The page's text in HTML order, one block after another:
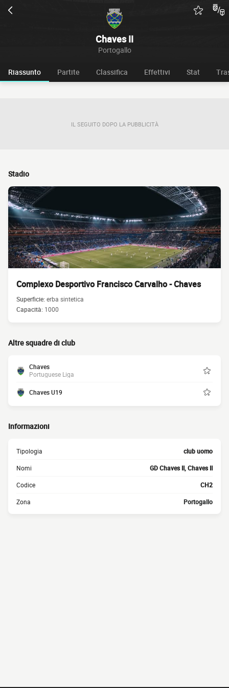
Chaves II
Portogallo
Riassunto Partite Classifica Effettivi Stat
IL SEGUITO DOPO LA PUBBLICITÀ
Stadio
Complexo Desportivo Francisco Carvalho - Chaves
Superficie:erba sintetica
Capacità: 1000
Altre squadre di club
Chaves
Portuguese Liga
Chaves U19
Informazioni
Tipologia club uomo
Nomi GD Chaves II, Chaves II
Codice CH2
Zona Portogallo